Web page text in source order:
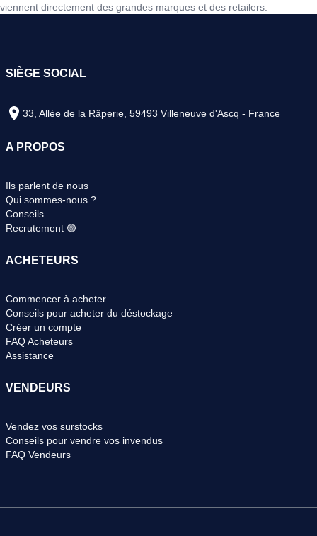
viennent directement des grandes marques et des retailers.
SIÈGE SOCIAL
33, Allée de la Râperie, 59493 Villeneuve d'Ascq - France
A PROPOS
Ils parlent de nous
Qui sommes-nous ?
Conseils
Recrutement 🟢
ACHETEURS
Commencer à acheter
Conseils pour acheter du déstockage
Créer un compte
FAQ Acheteurs
Assistance
VENDEURS
Vendez vos surstocks
Conseils pour vendre vos invendus
FAQ Vendeurs